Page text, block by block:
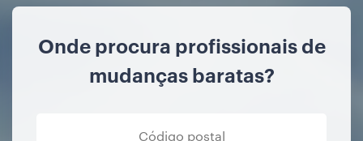
Onde procura profissionais de
mudanças baratas?